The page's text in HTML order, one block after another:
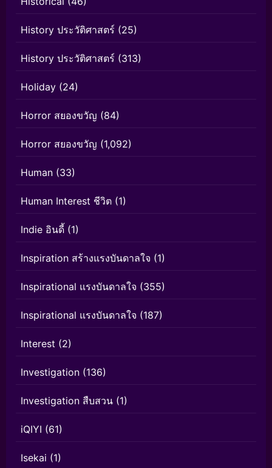
History ประวัติศาสตร์ (25)
History ประวัติศาสตร์ (313)
Holiday (24)
Horror สยองขวัญ (84)
Horror สยองขวัญ (1,092)
Human (33)
Human Interest ชีวิต (1)
Indie อินดี้ (1)
Inspiration สร้างแรงบันดาลใจ (1)
Inspirational แรงบันดาลใจ (355)
Inspirational แรงบันดาลใจ (187)
Interest (2)
Investigation (136)
Investigation สืบสวน (1)
iQIYI (61)
Isekai (1)